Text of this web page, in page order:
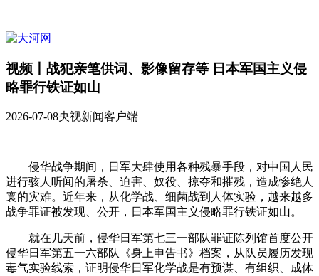
视频丨战犯亲笔供词、影像留存等 日本军国主义侵
略罪行铁证如山
2026-07-08央视新闻客户端
侵华战争期间，日军大肆使用各种残暴手段，对中国人民
进行骇人听闻的屠杀、迫害、奴役、掠夺和摧残，造成惨绝人
寰的灾难。近年来，从化学战、细菌战到人体实验，越来越多
战争罪证被发现、公开，日本军国主义侵略罪行铁证如山。
就在几天前，侵华日军第七三一部队罪证陈列馆首度公开
侵华日军第五一六部队《身上申告书》档案，从队员履历发现
毒气实验线索，证明侵华日军化学战是有预谋、有组织、成体